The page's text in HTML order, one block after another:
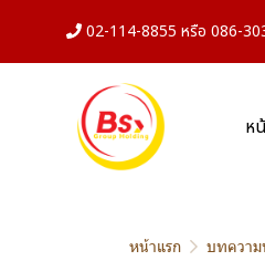
02-114-8855 หรือ 086-
ห
หน้าแรก บทควา